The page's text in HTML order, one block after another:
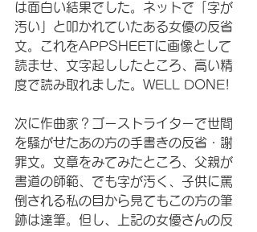
は面白い結果でした。ネットで「字が
汚い」と叩かれていたある女優の反省
文。これをAPPSHEETに画像として
読ませ、文字起ししたところ、高い精
度で読み取れました。WELL DONE!
次に作曲家？ゴーストライターで世間
を騒がせたあの方の手書きの反省・謝
罪文。文章をみてみたところ、父親が
書道の師範、でも字が汚く、子供に罵
倒される私の目から見てもこの方の筆
跡は達筆。但し、上記の女優さんの反